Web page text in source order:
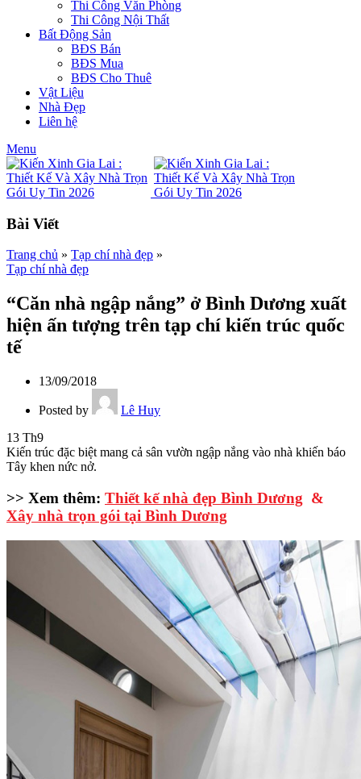
Thi Công Văn Phòng
Thi Công Nội Thất
Bất Động Sản
BĐS Bán
BĐS Mua
BĐS Cho Thuê
Vật Liệu
Nhà Đẹp
Liên hệ
Menu
Bài Viết
Trang chủ » Tạp chí nhà đẹp »
Tạp chí nhà đẹp
“Căn nhà ngập nắng” ở Bình Dương xuất
hiện ấn tượng trên tạp chí kiến trúc quốc
tế
13/09/2018
Posted by
Lê Huy
13 Th9
Kiến trúc đặc biệt mang cả sân vườn ngập nắng vào nhà khiến báo
Tây khen nức nở.
>> Xem thêm: Thiết kế nhà đẹp Bình Dương &
Xây nhà trọn gói tại Bình Dương